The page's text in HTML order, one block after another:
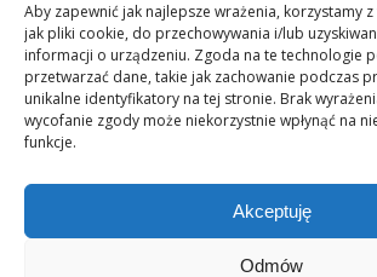
Aby zapewnić jak najlepsze wrażenia, korzystamy
jak pliki cookie, do przechowywania i/lub
informacji o urządzeniu. Zgoda na te technologie
przetwarzać dane, takie jak zachowanie podczas
unikalne identyfikatory na tej stronie. Brak
wycofanie zgody może niekorzystnie wpłynąć na
funkcje.
Akceptuję
Odmów
Daria Dudzik.
17 kwietnia 2026